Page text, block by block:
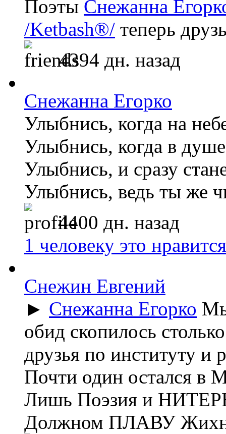
Поэты Снежанна
/Ketbash®/ теперь
4394 дн. назад
Снежанна Егорко
Улыбнись, когда на
Улыбнись, когда в
Улыбнись, и сразу
Улыбнись, ведь ты же
4400 дн. назад
1 человеку это нравится
Снежин Евгений
► Снежанна Егорко
обид скопилось
друзья по институту и
Почти один остался в
Лишь Поэзия и
Должном ПЛАВУ